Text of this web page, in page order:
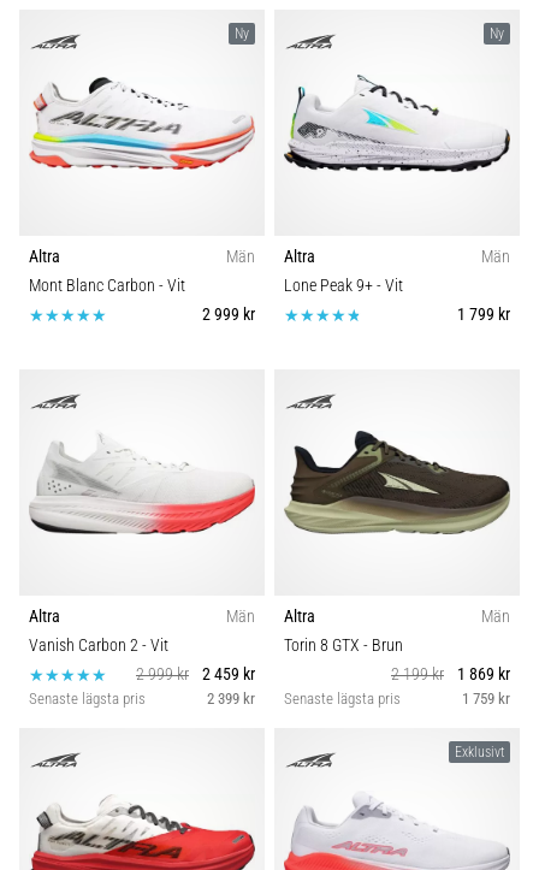
Ny
Altra
Män
Mont Blanc Carbon - Vit
2 999 kr
Ny
Altra
Män
Lone Peak 9+- Vit
1 799 kr
Altra
Män
Vanish Carbon 2- Vit
2 999 kr
2 459 kr
Senaste lägsta pris 2 399 kr
Altra
Män
Torin 8 GTX - Brun
2 199 kr
1 869 kr
Senaste lägsta pris 1 759 kr
Exklusivt